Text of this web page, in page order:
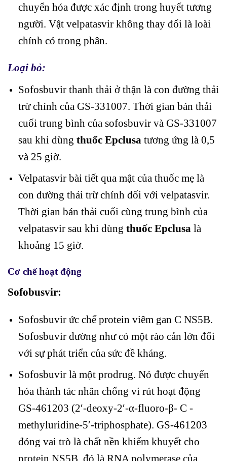
chuyển hóa được xác định trong huyết tương
người. Vật velpatasvir không thay đổi là loài
chính có trong phân.
Loại bỏ:
Sofosbuvir thanh thải ở thận là con đường thải
trừ chính của GS-331007. Thời gian bán thải
cuối trung bình của sofosbuvir và GS-331007
sau khi dùng thuốc Epclusa tương ứng là 0,5
và 25 giờ.
Velpatasvir bài tiết qua mật của thuốc mẹ là
con đường thải trừ chính đối với velpatasvir.
Thời gian bán thải cuối cùng trung bình của
velpatasvir sau khi dùng thuốc Epclusa là
khoảng 15 giờ.
Cơ chế hoạt động
Sofobusvir:
Sofosbuvir ức chế protein viêm gan C NS5B.
Sofosbuvir dường như có một rào cản lớn đối
với sự phát triển của sức đề kháng.
Sofosbuvir là một prodrug. Nó được chuyển
hóa thành tác nhân chống vi rút hoạt động
GS-461203 (2′-deoxy-2′-α-fluoro-β- C -
methyluridine-5′-triphosphate). GS-461203
đóng vai trò là chất nền khiếm khuyết cho
protein NS5B, đó là RNA polymerase của